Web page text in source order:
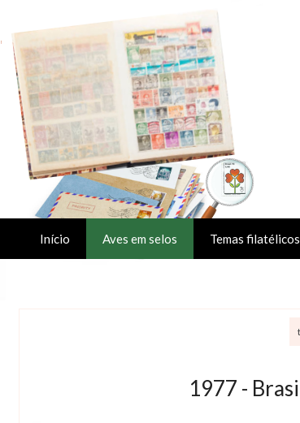
Início Aves em selos Temas filatélicos
1977 -